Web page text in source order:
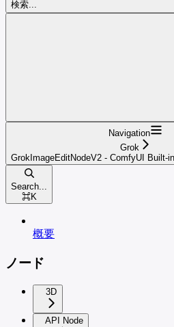
検索...
Navigation
Grok
GrokImageEditNodeV2 - ComfyUI Built-
Search...
⌘K
概要
ノード
3D
API Node